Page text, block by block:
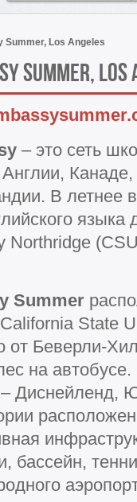
Summer, Los Angeles
Summer,
– это сеть
В летнее
языка
Northridge
Summer
State
от Беверли-
на
– Диснейленд,
бассейн,